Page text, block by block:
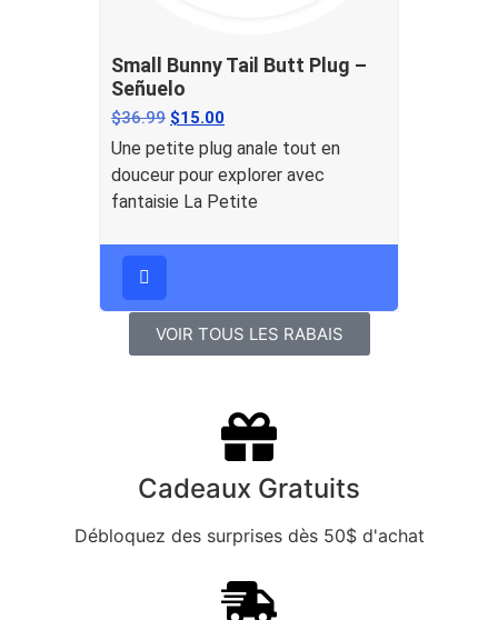
Small Bunny Tail Butt Plug –
Señuelo
$36.99 $15.00
Une petite plug anale tout en
douceur pour explorer avec
fantaisie La Petite
VOIR TOUS LES RABAIS
Cadeaux Gratuits
Débloquez des surprises dès 50$ d'achat